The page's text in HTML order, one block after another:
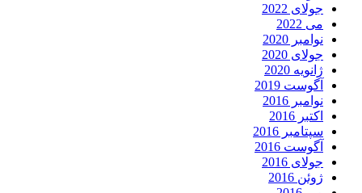
جولای 2022
می 2022
نوامبر 2020
جولای 2020
ژانویه 2020
آگوست 2019
نوامبر 2016
اکتبر 2016
سپتامبر 2016
آگوست 2016
جولای 2016
ژوئن 2016